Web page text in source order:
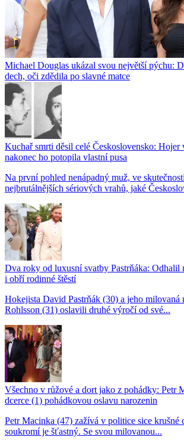
Michael Douglas ukázal svou největší pýchu:
dech, oči zdědila po slavné matce
Kuchař smrti děsil celé Československo: Hojer
nakonec ho potopila vlastní pusa
Na první pohled nenápadný muž, ve
nejbrutálnějších sériových vrahů, jaké
Dva roky od luxusní svatby Pastrňáka: Odhalil
i obří rodinné štěstí
Hokejista David Pastrňák (30) a jeho milovaná
Rohlsson (31) oslavili druhé výročí od své...
Všechno v růžové a dort jako z pohádky: Petr
dcerce (1) pohádkovou oslavu narozenin
Petr Macinka (47) zažívá v politice sice krušné
soukromí je šťastný. Se svou milovanou...